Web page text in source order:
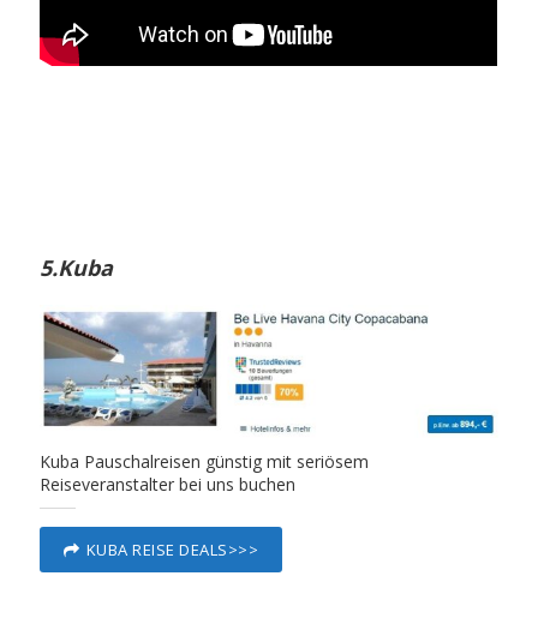
5.Kuba
Kuba Pauschalreisen günstig mit seriösem
Reiseveranstalter bei uns buchen
KUBA REISE DEALS>>>